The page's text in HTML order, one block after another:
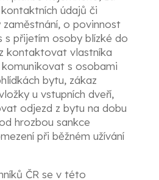
údajů či
o povinnost
s přijetím osoby blízké do
kontaktovat vlastníka
s osobami
bytu, zákaz
u vstupních dveří,
odjezd z bytu na dobu
hrozbou sankce
při běžném užívání
ČR se v této